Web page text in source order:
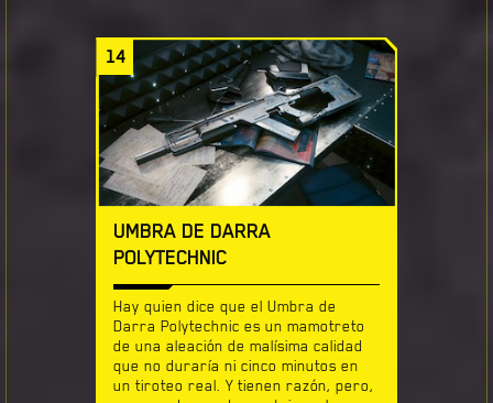
14
UMBRA DE DARRA
POLYTECHNIC
Hay quien dice que el Umbra de
Darra Polytechnic es un mamotreto
de una aleación de malísima calidad
que no duraría ni cinco minutos en
un tiroteo real. Y tienen razón, pero,